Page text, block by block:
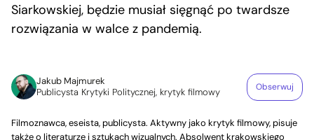
Siarkowskiej, będzie musiał sięgnąć po twardsze
rozwiązania w walce z pandemią.
Jakub Majmurek
Publicysta Krytyki Politycznej, krytyk filmowy
Obserwuj
Filmoznawca, eseista, publicysta. Aktywny jako krytyk filmowy, pisuje
także o literaturze i sztukach wizualnych. Absolwent krakowskiego